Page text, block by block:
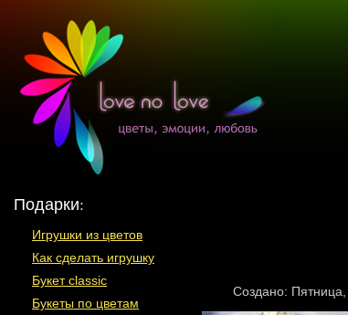
Подарки:
Игрушки из цветов
Как сделать игрушку
Букет classic
Букеты по цветам
Создано: